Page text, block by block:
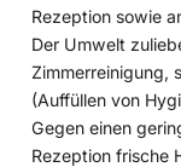
Rezeption sowie
Der Umwelt
Zimmerreinigung,
(Auffüllen von
Gegen einen
Rezeption frische